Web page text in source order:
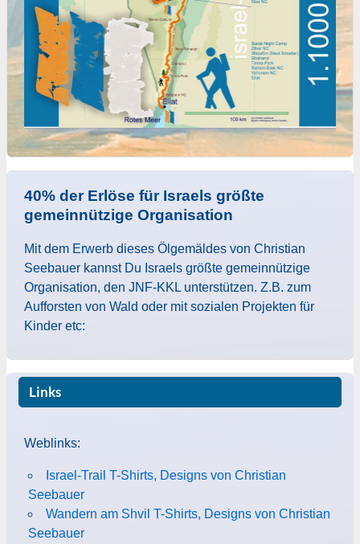
40% der Erlöse für Israels größte
gemeinnützige Organisation
Mit dem Erwerb dieses Ölgemäldes von Christian
Seebauer kannst Du Israels größte gemeinnützige
Organisation, den JNF-KKL unterstützen. Z.B. zum
Aufforsten von Wald oder mit sozialen Projekten für
Kinder etc:
Links
Weblinks:
Israel-Trail T-Shirts, Designs von Christian
Seebauer
Wandern am Shvil T-Shirts, Designs von Christian
Seebauer